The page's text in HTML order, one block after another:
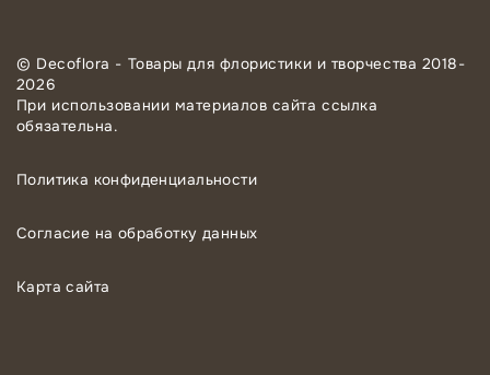
© Decoflora - Товары для флористики и творчества 2018-
2026
При использовании материалов сайта ссылка
обязательна.
Политика конфиденциальности
Согласие на обработку данных
Карта сайта